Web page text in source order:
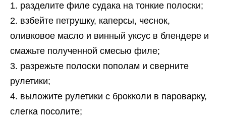
разделите филе судака на тонкие полоски;
взбейте петрушку, каперсы, чеснок,
оливковое масло и винный уксус в блендере и
смажьте полученной смесью филе;
разрежьте полоски пополам и сверните
рулетики;
выложите рулетики с брокколи в пароварку,
слегка посолите;